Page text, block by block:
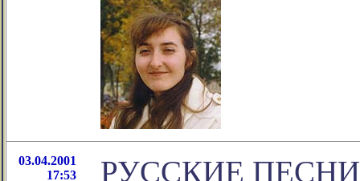
03.04.2001
17:53
РУССКИЕ